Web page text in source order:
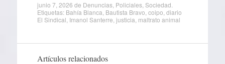
junio 7, 2026 de Denuncias, Policiales, Sociedad
Etiquetas: Bahía Blanca Bautista Bravo coipo diario
El Sindical Imanol Santerre justicia maltrato animal
Artículos relacionados